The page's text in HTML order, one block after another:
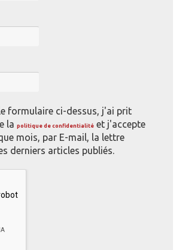
formulaire ci-dessus, j'ai prit
la politique de confidentialité et j'accepte
mois, par E-mail, la lettre
derniers articles publiés.